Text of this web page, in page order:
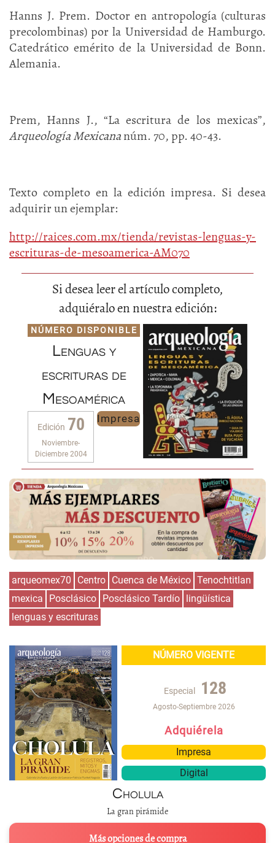
Hanns J. Prem. Doctor en antropología (culturas
precolombinas) por la Universidad de Hamburgo.
Catedrático emérito de la Universidad de Bonn.
Alemania.
Prem, Hanns J., “La escritura de los mexicas”,
Arqueología Mexicananúm. 70, pp. 40-43.
Texto completo en la edición impresa. Si desea
adquirir un ejemplar:
http://raices.com.mx/tienda/revistas-lenguas-y-
escrituras-de-mesoamerica-AM070
Si desea leer el artículo completo,
adquiéralo en nuestra edición:
NÚMERO DISPONIBLE
Lenguas y
escrituras de
Mesoamérica
Edición 70
Noviembre-
Diciembre 2004
Impresa
arqueomex70 Centro Cuenca de México Tenochtitlan
mexica
Posclásico Posclásico Tardío lingüística
lenguas y escrituras
NÚMERO VIGENTE
Especial 128
Agosto-Septiembre 2026
Adquiérela
Impresa
Digital
Cholula
La gran pirámide
Más opciones de compra